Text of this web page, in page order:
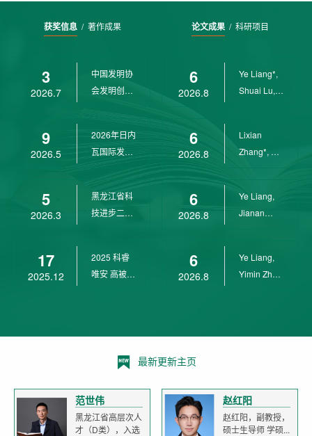
获奖信息/ 著作成果
3
2026.7
中国发明协
会发明创业
9
2026.5
2026年日内
瓦国际发明
5
2026.3
黑龙江省科
技进步二等
17
2025.12
2025 科睿
唯安 高被引
论文成果/ 科研项目
6
2026.8
Ye Liang*,
Shuai Lu,
6
2026.8
Lixian
Zhang*, Ye
6
2026.8
Ye Liang,
Jianan
6
2026.8
Ye Liang,
Yimin Zhu,
最新更新主页
范世伟
黑龙江省高层次人
才（D类），入选
赵红阳
赵红阳，副教授，
硕士生导师 学硕...